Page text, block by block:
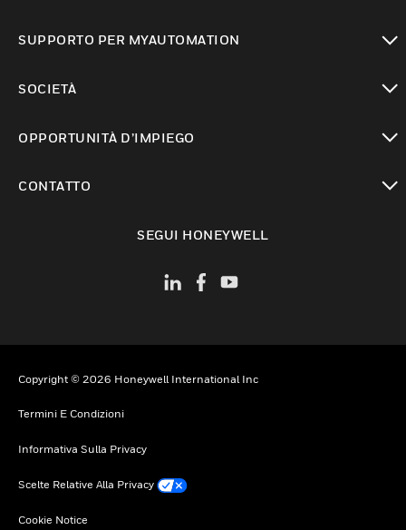
SUPPORTO PER MYAUTOMATION
SOCIETÀ
OPPORTUNITÀ D’IMPIEGO
CONTATTO
SEGUI HONEYWELL
Copyright © 2026 Honeywell International Inc
Termini E Condizioni
Informativa Sulla Privacy
Scelte Relative Alla Privacy
Cookie Notice